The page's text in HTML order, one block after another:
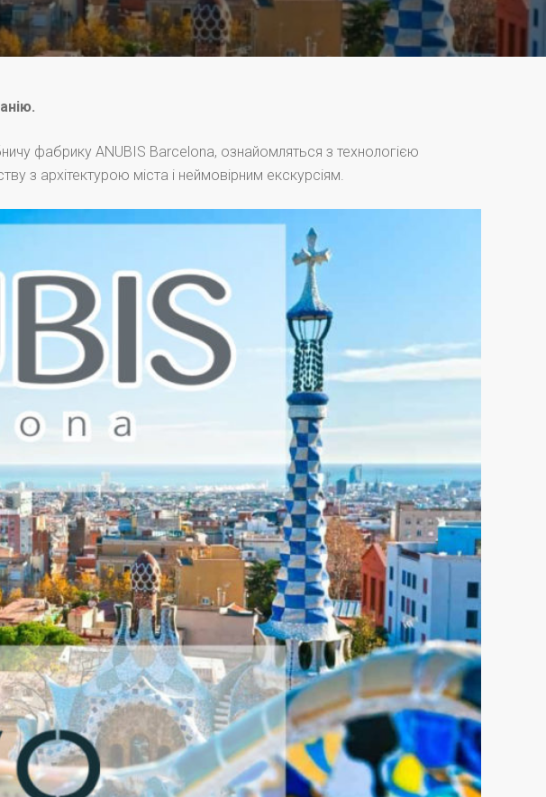
фабрику ANUBIS Barcelona, ознайомляться з технологією
з архітектурою міста і неймовірним екскурсіям.